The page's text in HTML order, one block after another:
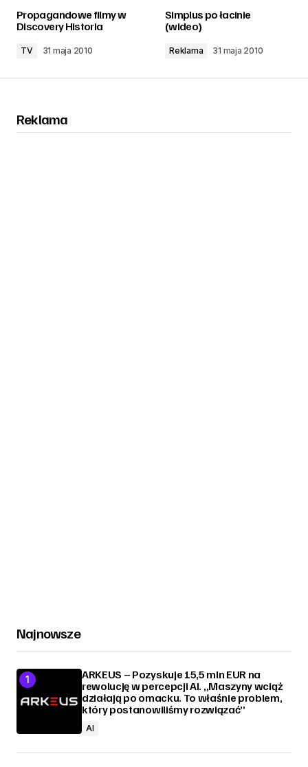
Propagandowe filmy w
Discovery Historia
TV 31 maja 2010
Simplus po łacinie
(wideo)
Reklama 31 maja 2010
Reklama
Najnowsze
ARKEUS – Pozyskuje 15,5 mln EUR na
rewolucję w percepcji AI. „Maszyny wciąż
działają po omacku. To właśnie problem,
który postanowiliśmy rozwiązać”
AI